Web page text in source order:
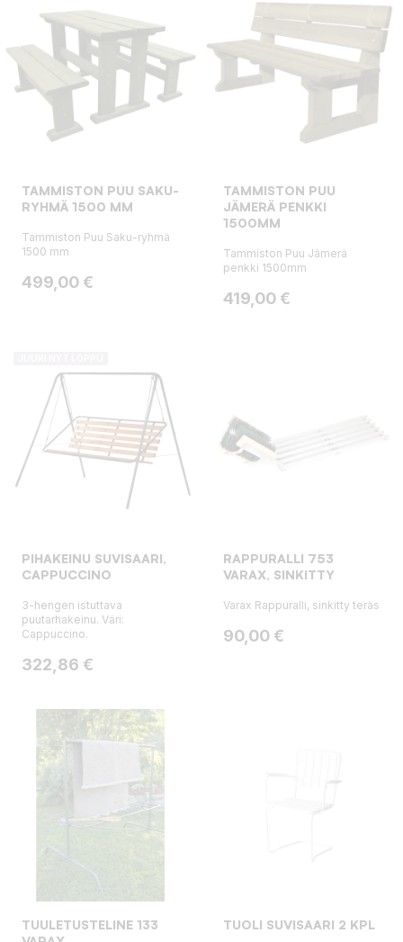
TAMMISTON PUU SAKU-
RYHMÄ 1500 MM
Tammiston Puu Saku-ryhmä
1500 mm
Hinta
499,00 €
TAMMISTON PUU
JÄMERÄ PENKKI
1500MM
Tammiston Puu Jämerä
penkki 1500mm
Hinta
419,00 €
PIHAKEINU SUVISAARI,
CAPPUCCINO
3-hengen istuttava
puutarhakeinu. Väri:
Cappuccino.
Hinta
322,86 €
RAPPURALLI 753
VARAX, SINKITTY
Varax Rappuralli, sinkitty teräs
Hinta
90,00 €
TUULETUSTELINE 133
TUOLI SUVISAARI 2 KPL